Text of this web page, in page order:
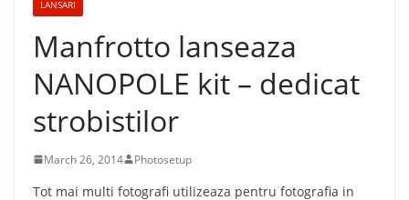
LANSARI
Manfrotto lanseaza
NANOPOLE kit – dedicat
strobistilor
March 26, 2014 Photosetup
Tot mai multi fotografi utilizeaza pentru fotografia in